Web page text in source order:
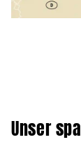
Unser